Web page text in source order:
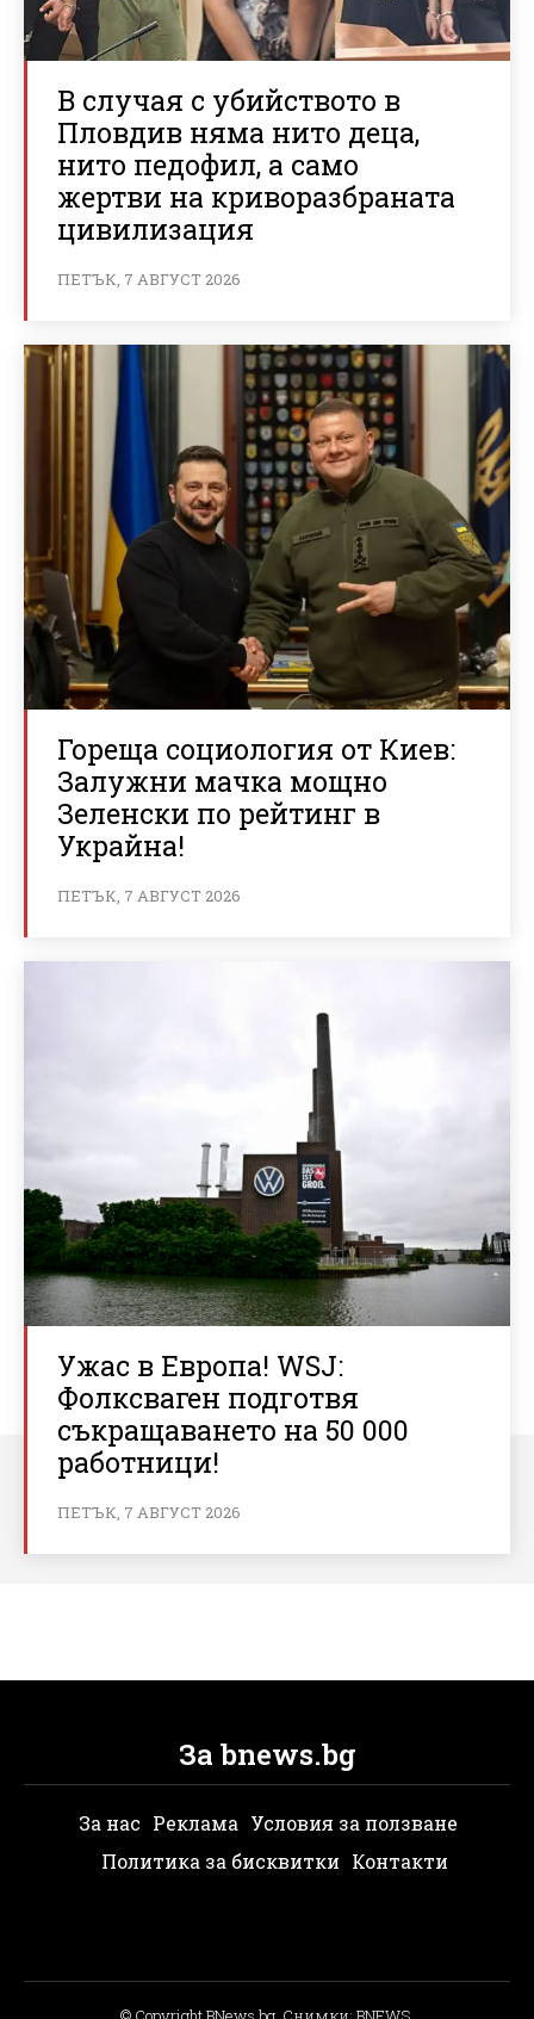
В случая с убийството в
Пловдив няма нито деца,
нито педофил, а само
жертви на криворазбраната
цивилизация
ПЕТЪК, 7 АВГУСТ 2026
Гореща социология от Киев:
Залужни мачка мощно
Зеленски по рейтинг в
Украйна!
ПЕТЪК, 7 АВГУСТ 2026
Ужас в Европа! WSJ:
Фолксваген подготвя
съкращаването на 50 000
работници!
ПЕТЪК, 7 АВГУСТ 2026
За bnews.bg
За нас Реклама Условия за ползване
Политика за бисквитки Контакти